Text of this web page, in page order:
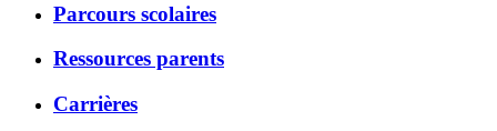
Parcours scolaires
Ressources parents
Carrières